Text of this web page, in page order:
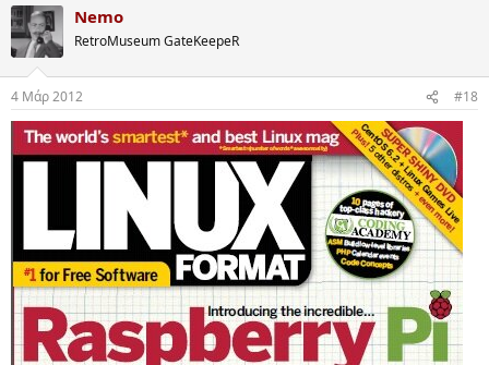
Nemo
RetroMuseum GateKeepeR
4 Μάρ 2012 #18